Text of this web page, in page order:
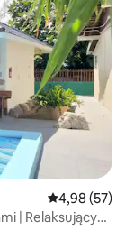
Średnia
4,98 (57)
| Relaksujący